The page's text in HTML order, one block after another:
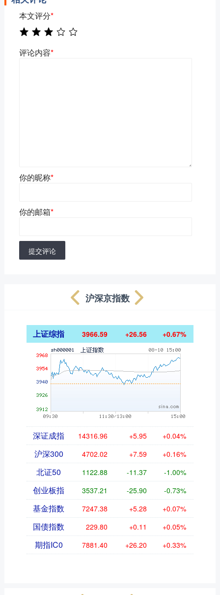
本文评分*
评论内容*
你的昵称*
你的邮箱*
提交评论
沪深京指数
上证综指 3966.59 +26.56 +0.67%
深证成指 14316.96 +5.95 +0.04%
沪深300 4702.02 +7.59 +0.16%
北证50 1122.88 -11.37 -1.00%
创业板指 3537.21 -25.90 -0.73%
基金指数 7247.38 +5.28 +0.07%
国债指数 229.80 +0.11 +0.05%
期指IC0 7881.40 +26.20 +0.33%